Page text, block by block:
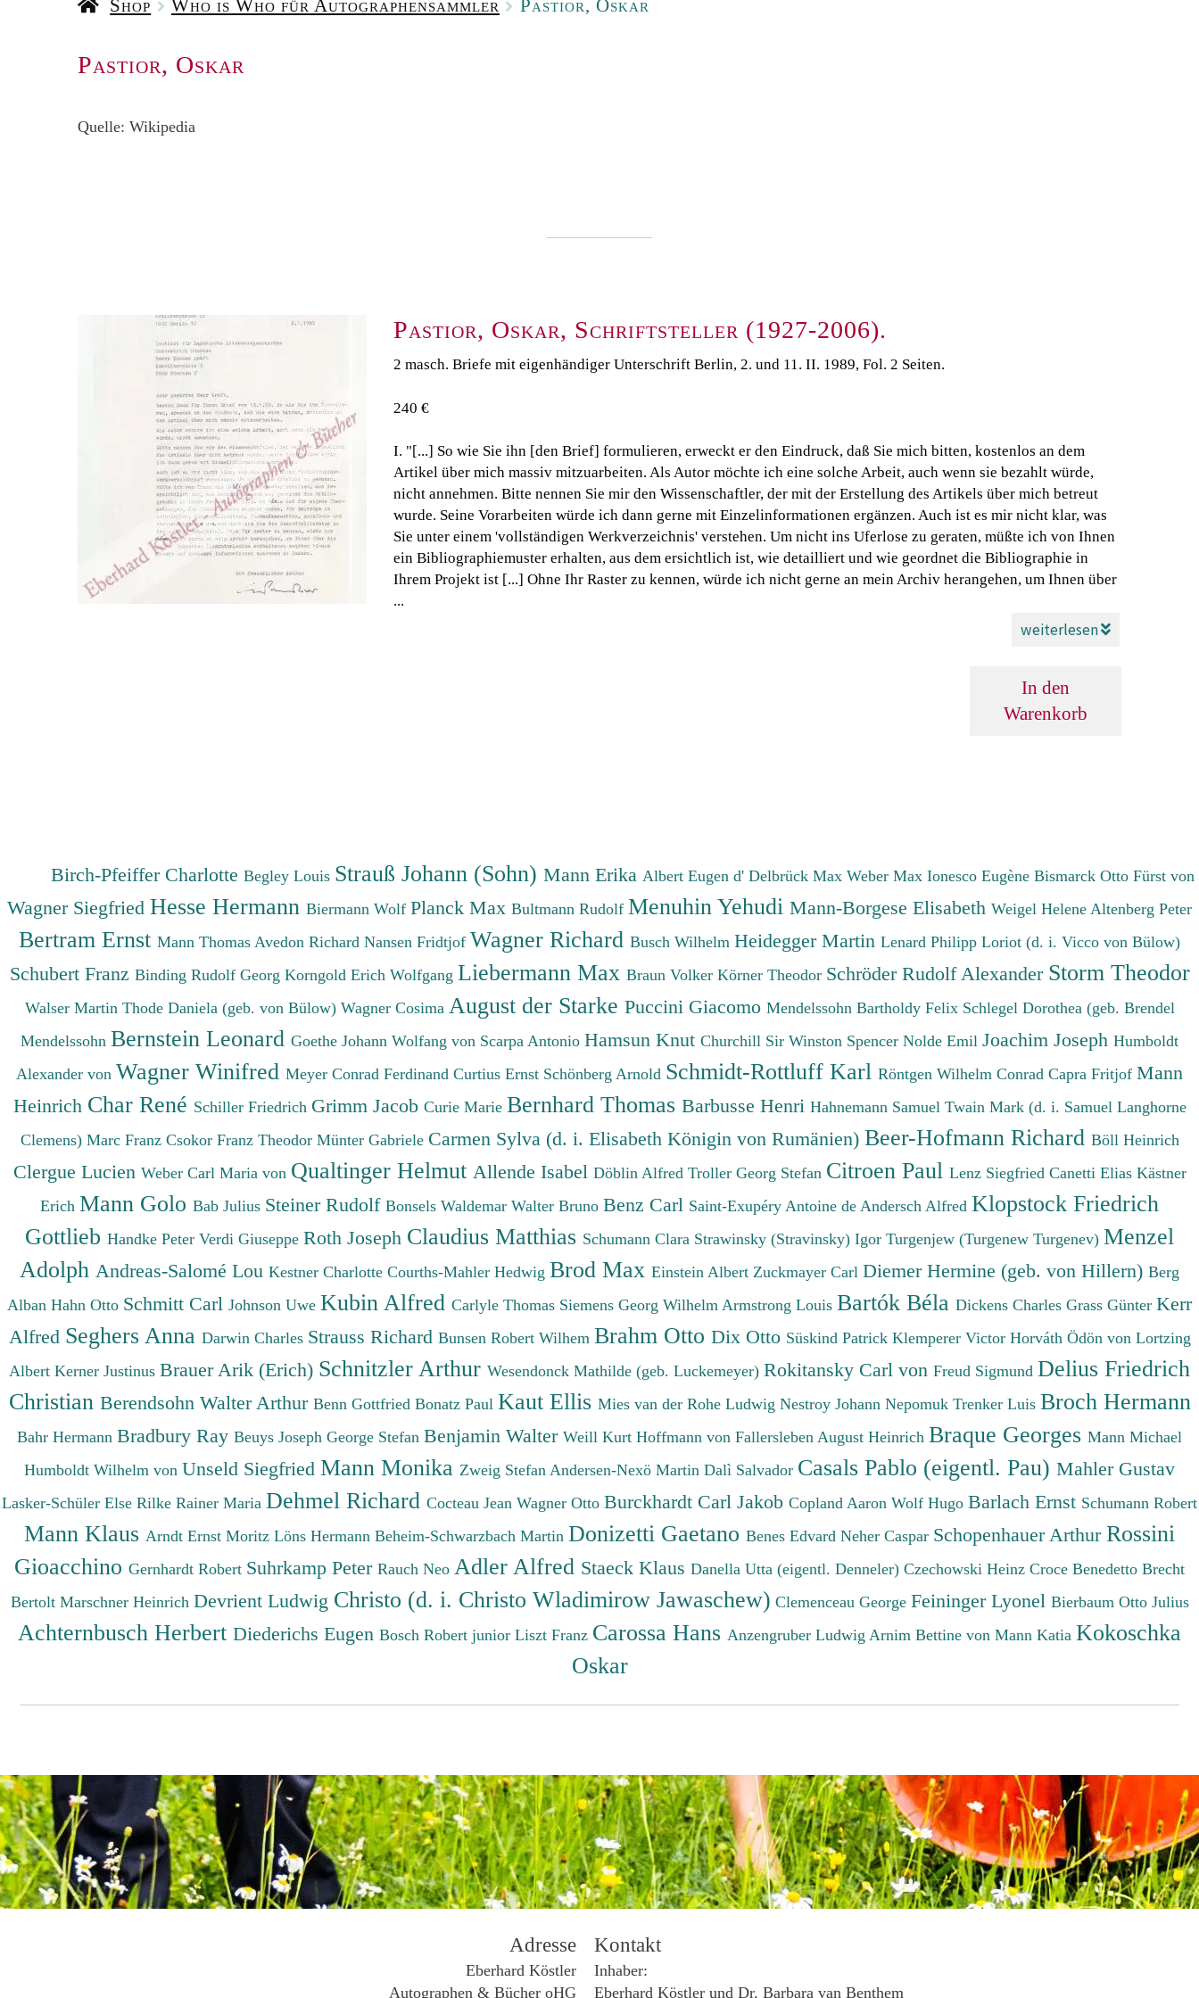
Shop Who is Who für Autographensammler Pastior, Oskar
Pastior, Oskar
Quelle: Wikipedia
Pastior, Oskar, Schriftsteller (1927-2006).
2 masch. Briefe mit eigenhändiger Unterschrift Berlin, 2. und 11. II. 1989, Fol. 2 Seiten.
240 €
I. "[...] So wie Sie ihn [den Brief] formulieren, erweckt er den Eindruck, daß Sie mich bitten, kostenlos an dem
Artikel über mich massiv mitzuarbeiten. Als Autor möchte ich eine solche Arbeit, auch wenn sie bezahlt würde,
nicht annehmen. Bitte nennen Sie mir den Wissenschaftler, der mit der Erstellung des Artikels über mich betreut
wurde. Seine Vorarbeiten würde ich dann gerne mit Einzelinformationen ergänzen. Auch ist es mir nicht klar, was
Sie unter einem 'vollständigen Werkverzeichnis' verstehen. Um nicht ins Uferlose zu geraten, müßte ich von Ihnen
ein Bibliographiemuster erhalten, aus dem ersichtlich ist, wie detailliert und wie geordnet die Bibliographie in
Ihrem Projekt ist [...] Ohne Ihr Raster zu kennen, würde ich nicht gerne an mein Archiv herangehen, um Ihnen über
...
weiterlesen
In den
Warenkorb
Birch-Pfeiffer CharlotteBegley Louis Strauß Johann (Sohn)Mann ErikaAlbert Eugen d'Delbrück MaxWeber MaxIonesco EugèneBismarck Otto Fürst von
Wagner Siegfried Hesse Hermann Biermann Wolf Planck Max Bultmann Rudolf Menuhin Yehudi Mann-Borgese Elisabeth Weigel Helene Altenberg Peter
Bertram Ernst Mann Thomas Avedon Richard Nansen Fridtjof Wagner Richard Busch Wilhelm Heidegger Martin Lenard Philipp Loriot (d. i. Vicco von Bülow)
Schubert Franz Binding Rudolf Georg Korngold Erich Wolfgang Liebermann Max Braun Volker Körner Theodor Schröder Rudolf Alexander Storm Theodor
Walser Martin Thode Daniela (geb. von Bülow) Wagner Cosima August der Starke Puccini Giacomo Mendelssohn Bartholdy Felix Schlegel Dorothea (geb. Brendel
Mendelssohn Bernstein Leonard Goethe Johann Wolfang von Scarpa Antonio Hamsun Knut Churchill Sir Winston Spencer Nolde Emil Joachim Joseph Humboldt
Alexander von Wagner Winifred Meyer Conrad Ferdinand Curtius Ernst Schönberg Arnold Schmidt-Rottluff Karl Röntgen Wilhelm Conrad Capra Fritjof Mann
Heinrich Char René Schiller Friedrich Grimm Jacob Curie Marie Bernhard Thomas Barbusse Henri Hahnemann Samuel Twain Mark (d. i. Samuel Langhorne
Clemens) Marc Franz Csokor Franz Theodor Münter Gabriele Carmen Sylva (d. i. Elisabeth Königin von Rumänien) Beer-Hofmann Richard Böll Heinrich
Clergue Lucien Weber Carl Maria von Qualtinger Helmut Allende Isabel Döblin Alfred Troller Georg Stefan Citroen Paul Lenz Siegfried Canetti Elias Kästner
Erich Mann Golo Bab Julius Steiner Rudolf Bonsels Waldemar Walter Bruno Benz Carl Saint-Exupéry Antoine de Andersch Alfred Klopstock Friedrich
Gottlieb Handke Peter Verdi Giuseppe Roth Joseph Claudius Matthias Schumann Clara Strawinsky (Stravinsky) Igor Turgenjew (Turgenew Turgenev) Menzel
Adolph Andreas-Salomé Lou Kestner Charlotte Courths-Mahler Hedwig Brod Max Einstein Albert Zuckmayer Carl Diemer Hermine (geb. von Hillern) Berg
Alban Hahn Otto Schmitt Carl Johnson Uwe Kubin Alfred Carlyle Thomas Siemens Georg Wilhelm Armstrong Louis Bartók Béla Dickens Charles Grass Günter Kerr
Alfred Seghers Anna Darwin Charles Strauss Richard Bunsen Robert Wilhem Brahm Otto Dix Otto Süskind Patrick Klemperer Victor Horváth Ödön von Lortzing
Albert Kerner Justinus Brauer Arik (Erich) Schnitzler Arthur Wesendonck Mathilde (geb. Luckemeyer) Rokitansky Carl von Freud Sigmund Delius Friedrich
Christian Berendsohn Walter Arthur Benn Gottfried Bonatz Paul Kaut Ellis Mies van der Rohe Ludwig Nestroy Johann Nepomuk Trenker Luis Broch Hermann
Bahr Hermann Bradbury Ray Beuys Joseph George Stefan Benjamin Walter Weill Kurt Hoffmann von Fallersleben August Heinrich Braque Georges Mann Michael
Humboldt Wilhelm von Unseld Siegfried Mann Monika Zweig Stefan Andersen-Nexö Martin Dalì Salvador Casals Pablo (eigentl. Pau) Mahler Gustav
Lasker-Schüler Else Rilke Rainer Maria Dehmel Richard Cocteau Jean Wagner Otto Burckhardt Carl Jakob Copland Aaron Wolf Hugo Barlach Ernst Schumann Robert
Mann Klaus Arndt Ernst Moritz Löns Hermann Beheim-Schwarzbach Martin Donizetti Gaetano Benes Edvard Neher Caspar Schopenhauer Arthur Rossini
Gioacchino Gernhardt Robert Suhrkamp Peter Rauch Neo Adler Alfred Staeck Klaus Danella Utta (eigentl. Denneler) Czechowski Heinz Croce Benedetto Brecht
Bertolt Marschner Heinrich Devrient Ludwig Christo (d. i. Christo Wladimirow Jawaschew) Clemenceau George Feininger Lyonel Bierbaum Otto Julius
Achternbusch Herbert Diederichs Eugen Bosch Robert junior Liszt Franz Carossa Hans Anzengruber Ludwig Arnim Bettine von Mann Katia Kokoschka
Oskar
Adresse
Eberhard Köstler
Autographen & Bücher oHG
Kontakt
Inhaber:
Eberhard Köstler und Dr. Barbara van Benthem